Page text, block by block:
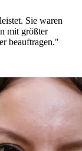
Sie waren
mit größter
beauftragen."